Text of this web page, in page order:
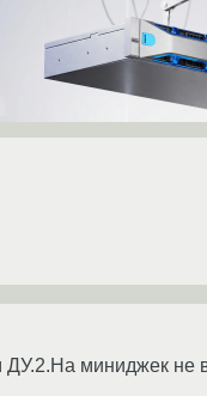
миниджек не